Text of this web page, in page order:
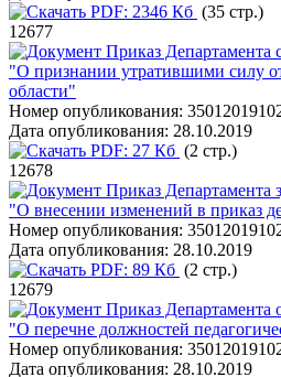
PDF: 2346 Кб (35 стр.)
12677
Приказ Департамента
"О признании утратившими силу
области"
Номер опубликования:
Дата опубликования: 28.10.2019
PDF: 27 Кб (2 стр.)
12678
Приказ Департамента
"О внесении изменений в приказ
Номер опубликования:
Дата опубликования: 28.10.2019
PDF: 89 Кб (2 стр.)
12679
Приказ Департамента
"О перечне должностей
Номер опубликования:
Дата опубликования: 28.10.2019